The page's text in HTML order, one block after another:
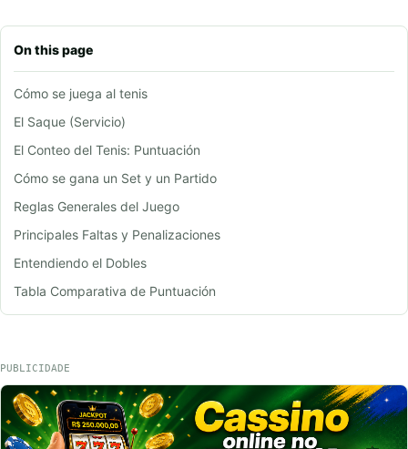
On this page
Cómo se juega al tenis
El Saque (Servicio)
El Conteo del Tenis: Puntuación
Cómo se gana un Set y un Partido
Reglas Generales del Juego
Principales Faltas y Penalizaciones
Entendiendo el Dobles
Tabla Comparativa de Puntuación
PUBLICIDADE